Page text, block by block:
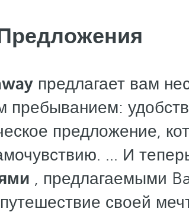
предлагает вам
предложение,
... И
, предлагаемыми
своей